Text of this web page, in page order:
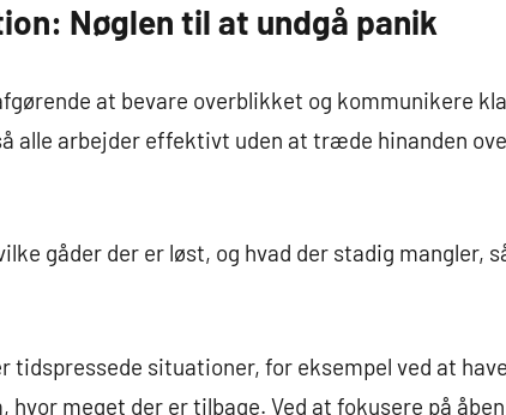
Nøglen til at undgå panik
at bevare overblikket og kommunikere
alle arbejder effektivt uden at træde hinanden
gåder der er løst, og hvad der stadig mangler,
tidspressede situationer, for eksempel ved at
meget der er tilbage. Ved at fokusere på åben